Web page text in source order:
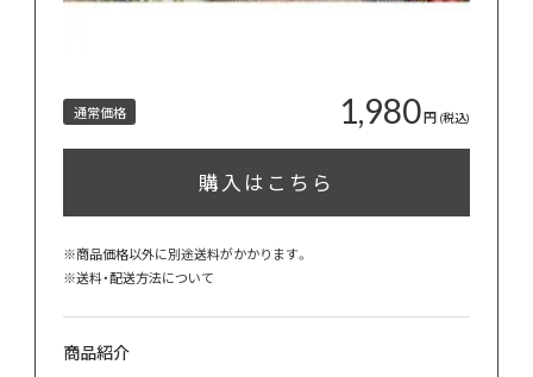
通常価格 1,980円 (税込)
購入はこちら
※商品価格以外に別途送料がかかります。
※送料・配送方法について
商品紹介